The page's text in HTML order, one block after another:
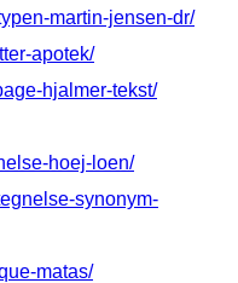
martin-jensen-dr/
apotek/
hjalmer-tekst/
hoej-loen/
synonym-
matas/